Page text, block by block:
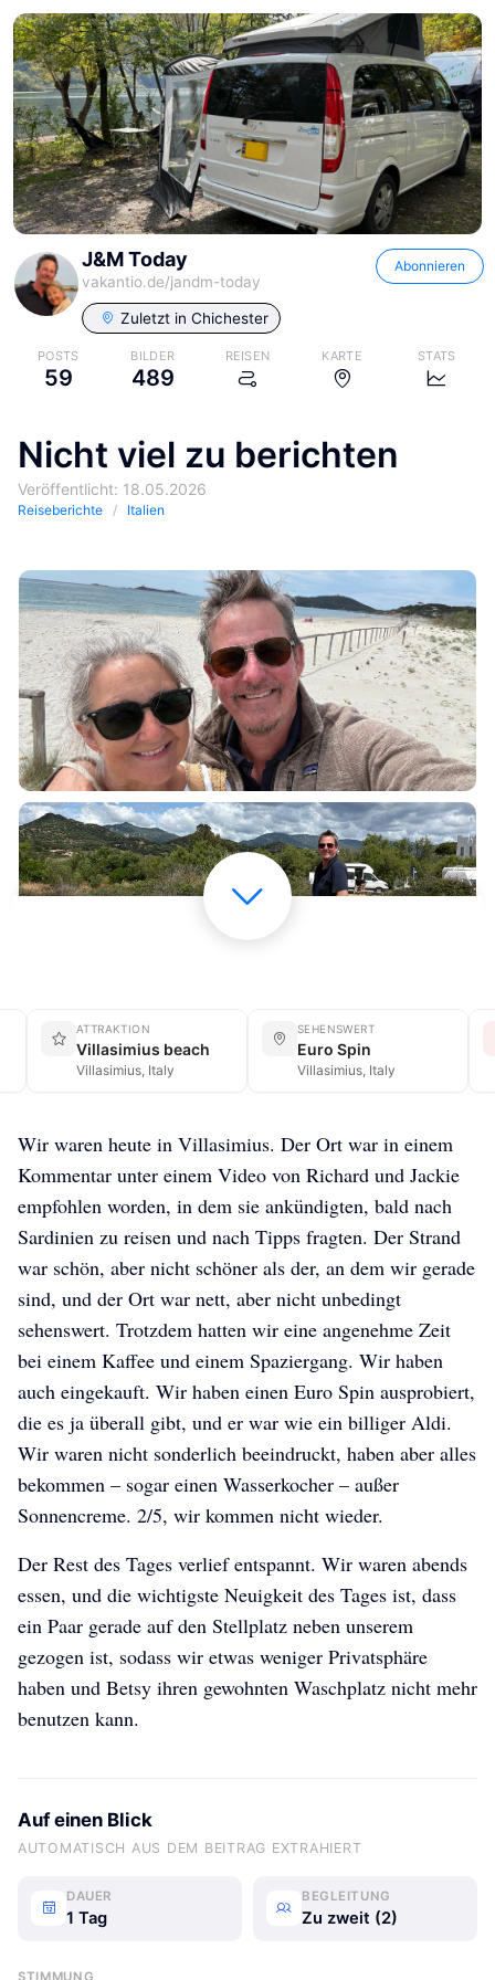
J&M Today
vakantio.de/jandm-today
Abonnieren
Zuletzt in Chichester
POSTS
59
BILDER
489
REISEN KARTE STATS
Nicht viel zu berichten
Veröffentlicht: 18.05.2026
Reiseberichte Italien
ATTRAKTION
Villasimius beach
Villasimius, Italy
SEHENSWERT
Euro Spin
Villasimius, Italy
Wir waren heute in Villasimius. Der Ort war in einem
Kommentar unter einem Video von Richard und Jackie
empfohlen worden, in dem sie ankündigten, bald nach
Sardinien zu reisen und nach Tipps fragten. Der Strand
war schön, aber nicht schöner als der, an dem wir gerade
sind, und der Ort war nett, aber nicht unbedingt
sehenswert. Trotzdem hatten wir eine angenehme Zeit
bei einem Kaffee und einem Spaziergang. Wir haben
auch eingekauft. Wir haben einen Euro Spin ausprobiert,
die es ja überall gibt, und er war wie ein billiger Aldi.
Wir waren nicht sonderlich beeindruckt, haben aber alles
bekommen – sogar einen Wasserkocher – außer
Sonnencreme. 2/5, wir kommen nicht wieder.
Der Rest des Tages verlief entspannt. Wir waren abends
essen, und die wichtigste Neuigkeit des Tages ist, dass
ein Paar gerade auf den Stellplatz neben unserem
gezogen ist, sodass wir etwas weniger Privatsphäre
haben und Betsy ihren gewohnten Waschplatz nicht mehr
benutzen kann.
Auf einen Blick
AUTOMATISCH AUS DEM BEITRAG EXTRAHIERT
DAUER
1 Tag
BEGLEITUNG
Zu zweit (2)
STIMMUNG